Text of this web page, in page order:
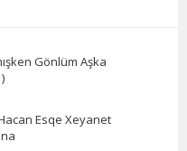
Gönlüm Aşka
Esqe Xeyanet